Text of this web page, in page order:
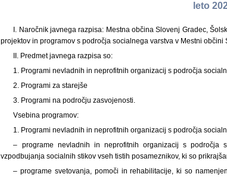
leto
I. Naročnik javnega razpisa: Mestna občina Slovenj Gradec,
projektov in programov s področja socialnega varstva v Mestni občini
II. Predmet javnega razpisa so:
1. Programi nevladnih in neprofitnih organizacij s področja
2. Programi za starejše
3. Programi na področju zasvojenosti.
Vsebina programov:
1. Programi nevladnih in neprofitnih organizacij s področja
– programe nevladnih in neprofitnih organizacij s
vzpodbujanja socialnih stikov vseh tistih posameznikov, ki so
– programe svetovanja, pomoči in rehabilitacije, ki so